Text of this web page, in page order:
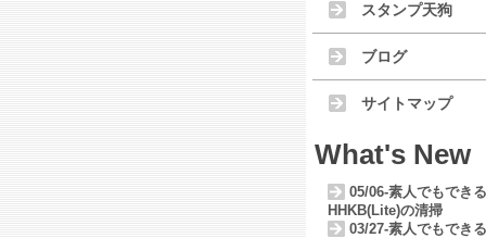
スタンプ天狗
ブログ
サイトマップ
What's New
05/06-素人でもできる
HHKB(Lite)の清掃
03/27-素人でもでき